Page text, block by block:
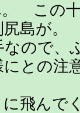
この
島が。
ので、
との注
飛んで